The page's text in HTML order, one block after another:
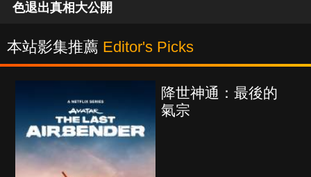
色退出真相大公開
本站影集推薦 Editor's Picks
氣宗